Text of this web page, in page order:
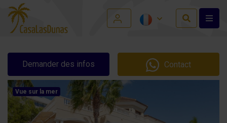
Demander des infos Contact
Vue sur la mer